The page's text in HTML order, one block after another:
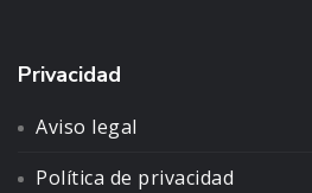
Privacidad
Aviso legal
Política de privacidad